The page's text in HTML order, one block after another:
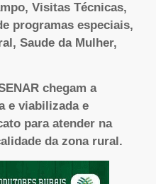
Visitas Técnicas,
programas especiais,
Saude da Mulher,
chegam a
e viabilizada e
para atender na
da zona rural.